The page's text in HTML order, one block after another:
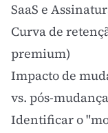
SaaS e
Curva de
premium)
Impacto de
vs. pós-mudança
Identificar o